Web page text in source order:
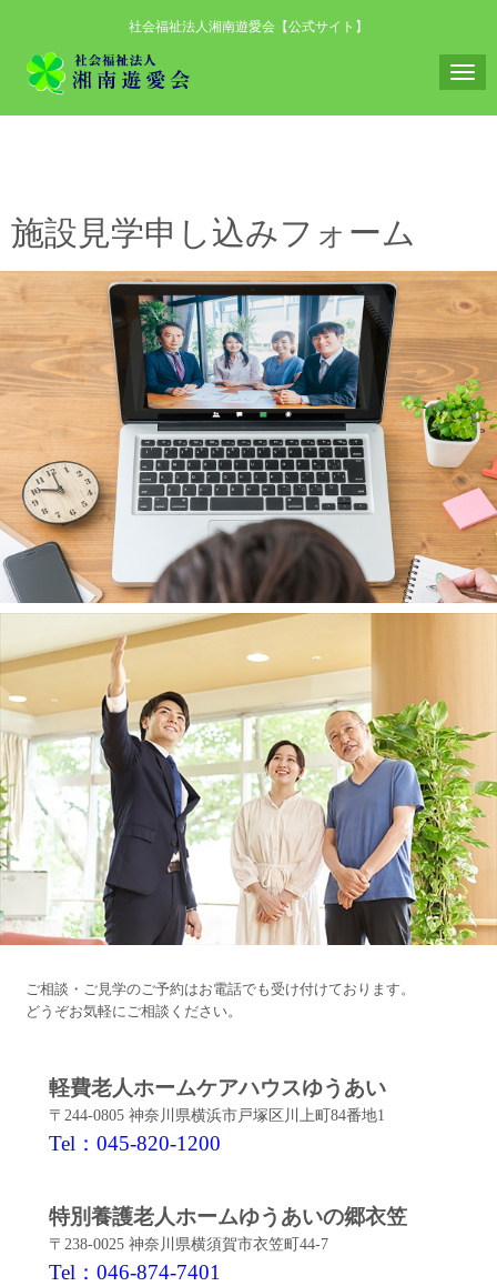
社会福祉法人湘南遊愛会【公式サイト】
N
o
n
施設見学申し込みフォーム
ご相談・ご見学のご予約はお電話でも受け付けております。
どうぞお気軽にご相談ください。
軽費老人ホームケアハウスゆうあい
〒244-0805 神奈川県横浜市戸塚区川上町84番地1
Tel：045-820-1200
特別養護老人ホームゆうあいの郷衣笠
〒238-0025 神奈川県横須賀市衣笠町44-7
Tel：046-874-7401